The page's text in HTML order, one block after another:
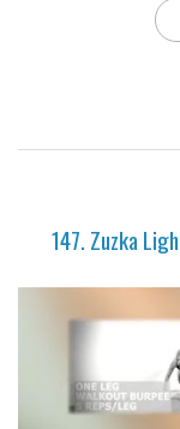
147. Zuzka